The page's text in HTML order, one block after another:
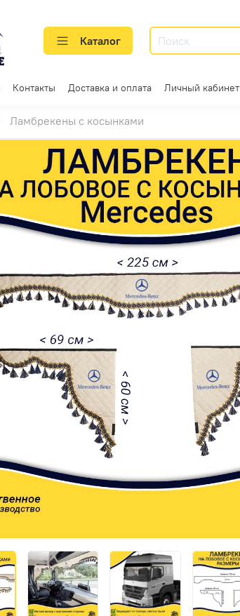
Каталог
Контакты Доставка и оплата Личный кабинет
Ламбрекены с косынками